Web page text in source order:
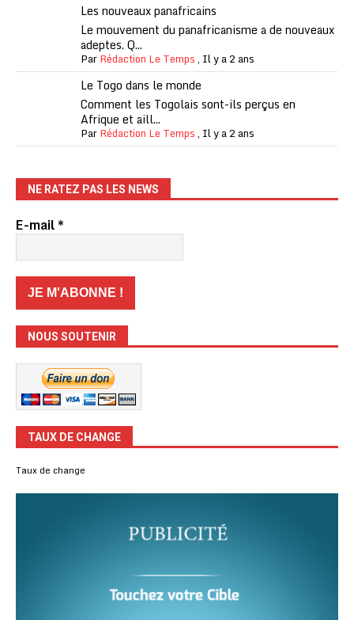
Les nouveaux panafricains
Le mouvement du panafricanisme a de nouveaux
adeptes. Q...
ParRédaction Le Temps, Il y a 2 ans
Le Togo dans le monde
Comment les Togolais sont-ils perçus en
Afrique et aill...
ParRédaction Le Temps, Il y a 2 ans
NE RATEZ PAS LES NEWS
E-mail*
NOUS SOUTENIR
TAUX DE CHANGE
Taux de change